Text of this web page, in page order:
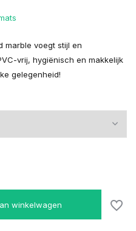
marble voegt stijl en
vrij, hygiënisch en makkelijk
gelegenheid!
winkelwagen